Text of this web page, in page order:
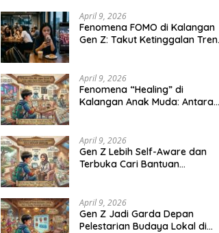
April 9, 2026
Fenomena FOMO di Kalangan
Gen Z: Takut Ketinggalan Tren
April 9, 2026
Fenomena “Healing” di
Kalangan Anak Muda: Antara
April 9, 2026
Gen Z Lebih Self-Aware dan
Terbuka Cari Bantuan
April 9, 2026
Gen Z Jadi Garda Depan
Pelestarian Budaya Lokal di